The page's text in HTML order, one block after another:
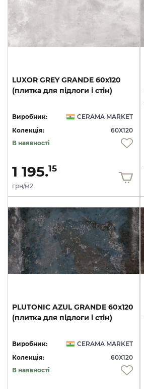
LUXOR GREY GRANDE 60х120
(плитка для підлоги і стін)
Виробник:
CERAMA MARKET
Колекція:
60X120
В наявності
1 195.15
грн/м2
PLUTONIC AZUL GRANDE 60х120
(плитка для підлоги і стін)
Виробник:
CERAMA MARKET
Колекція:
60X120
В наявності